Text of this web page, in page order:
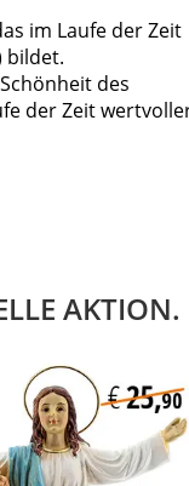
im Laufe der Zeit
bildet.
des
der Zeit
AKTION.